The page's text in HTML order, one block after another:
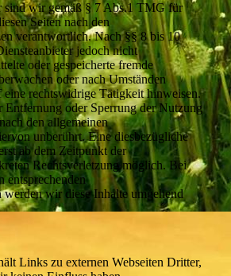
sind wir gemäß § 7 Abs.1 TMG für
Seiten nach den
verantwortlich. Nach §§ 8 bis 10
jedoch nicht
oder gespeicherte fremde
oder nach Umständen
eine rechtswidrige Tätigkeit hinweisen.
Entfernung oder Sperrung der Nutzung
den allgemeinen
unberührt. Eine diesbezügliche
ab dem Zeitpunkt der
Rechtsverletzung möglich. Bei
entsprechenden
werden wir diese Inhalte umgehend
Links zu externen Webseiten Dritter,